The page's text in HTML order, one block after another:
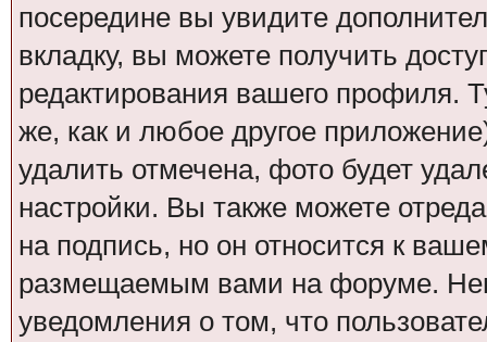
посередине вы увидите
вкладку, вы можете получить
редактирования вашего профиля.
же, как и любое другое
удалить отмечена, фото будет
настройки. Вы также можете
на подпись, но он относится к
размещаемым вами на форуме.
уведомления о том, что